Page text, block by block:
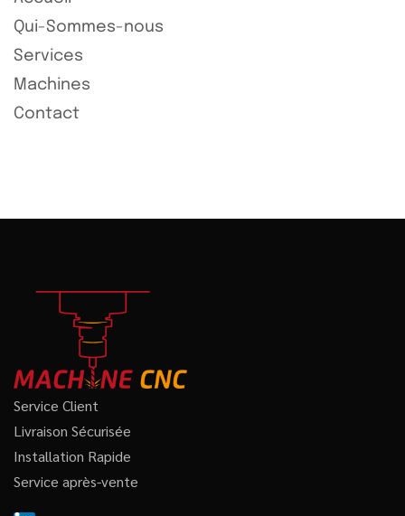
Qui-Sommes-nous
Services
Machines
Contact
Service Client
Livraison Sécurisée
Installation Rapide
Service après-vente